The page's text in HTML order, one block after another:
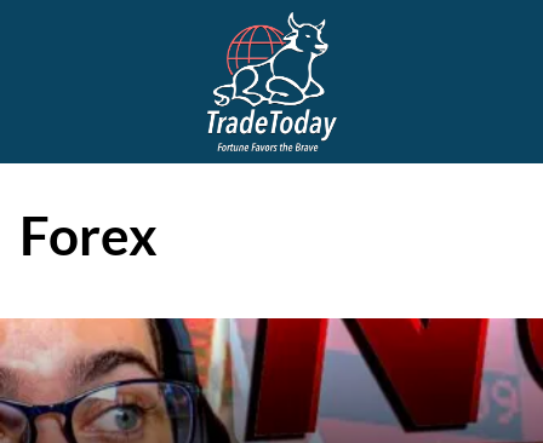
Forex